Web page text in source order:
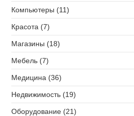
Компьютеры (11)
Красота (7)
Магазины (18)
Мебель (7)
Медицина (36)
Недвижимость (19)
Оборудование (21)